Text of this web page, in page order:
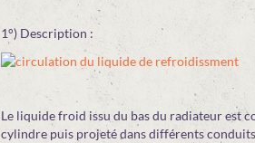
1°) Description :
Le liquide froid issu du bas du radiateur est
cylindre puis projeté dans différents